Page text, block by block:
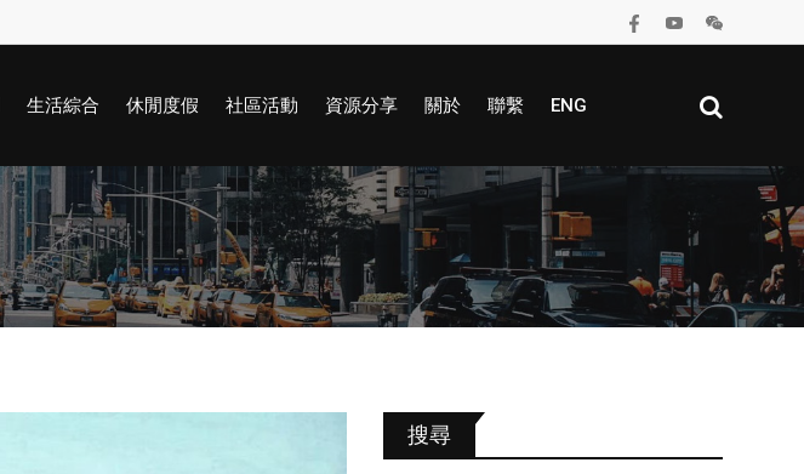
生活綜合 休閒度假 社區活動 資源分享 關於 聯繫 ENG
搜尋